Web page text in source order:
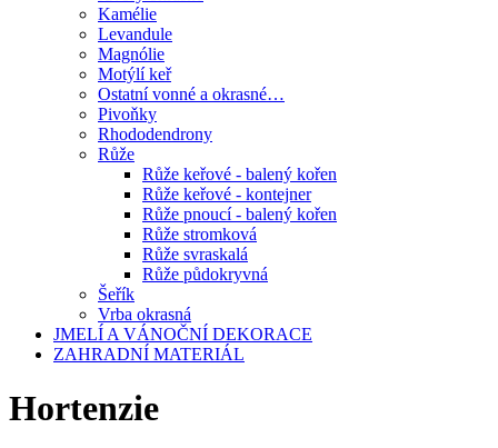
Kamélie
Levandule
Magnólie
Motýlí keř
Ostatní vonné a okrasné…
Pivoňky
Rhododendrony
Růže
Růže keřové - balený kořen
Růže keřové - kontejner
Růže pnoucí - balený kořen
Růže stromková
Růže svraskalá
Růže půdokryvná
Šeřík
Vrba okrasná
JMELÍ A VÁNOČNÍ DEKORACE
ZAHRADNÍ MATERIÁL
Hortenzie